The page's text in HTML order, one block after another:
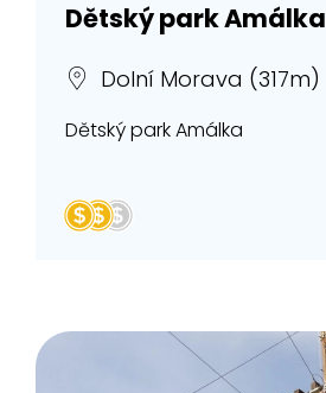
Dětský park Amálka
Dolní Morava (317m)
Dětský park Amálka